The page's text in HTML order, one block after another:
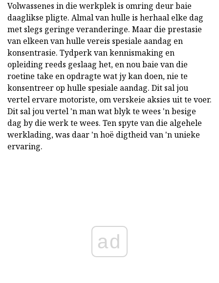
Volwassenes in die werkplek is omring deur baie
daaglikse pligte. Almal van hulle is herhaal elke dag
met slegs geringe veranderinge. Maar die prestasie
van elkeen van hulle vereis spesiale aandag en
konsentrasie. Tydperk van kennismaking en
opleiding reeds geslaag het, en nou baie van die
roetine take en opdragte wat jy kan doen, nie te
konsentreer op hulle spesiale aandag. Dit sal jou
vertel ervare motoriste, om verskeie aksies uit te voer.
Dit sal jou vertel 'n man wat blyk te wees 'n besige
dag by die werk te wees. Ten spyte van die algehele
werklading, was daar 'n hoë digtheid van 'n unieke
ervaring.
ad